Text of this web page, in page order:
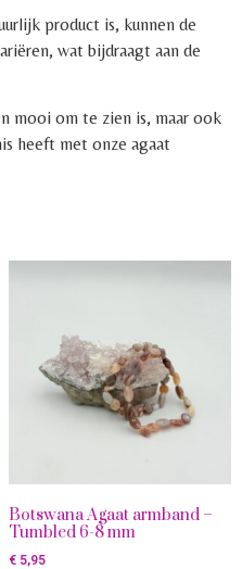
product is, kunnen de
wat bijdraagt aan de
mooi om te zien is, maar ook
heeft met onze agaat
Botswana Agaat armband –
Tumbled 6-8 mm
€5,95